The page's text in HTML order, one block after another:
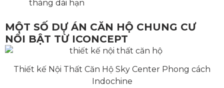
tháng dài hạn
MỘT SỐ DỰ ÁN CĂN HỘ CHUNG CƯ
NỔI BẬT TỪ ICONCEPT
Thiết kế Nội Thất Căn Hộ Sky Center Phong cách
Indochine